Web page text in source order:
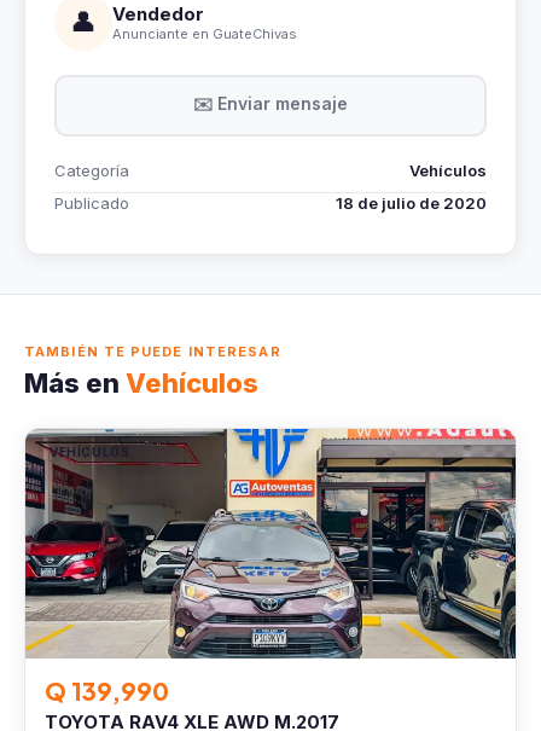
👤 Vendedor
Anunciante en GuateChivas
✉️ Enviar mensaje
Categoría
Vehículos
Publicado
18 de julio de 2020
TAMBIÉN TE PUEDE INTERESAR
Más en Vehículos
VEHÍCULOS
Q 139,990
TOYOTA RAV4 XLE AWD M.2017